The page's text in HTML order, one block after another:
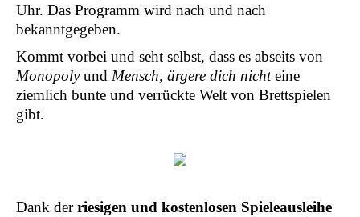
Uhr. Das Programm wird nach und nach
bekanntgegeben.
Kommt vorbei und seht selbst, dass es abseits von
Monopolyund Mensch, ärgere dich nichteine
ziemlich bunte und verrückte Welt von Brettspielen
gibt.
Dank derriesigen und kostenlosen Spieleausleihe